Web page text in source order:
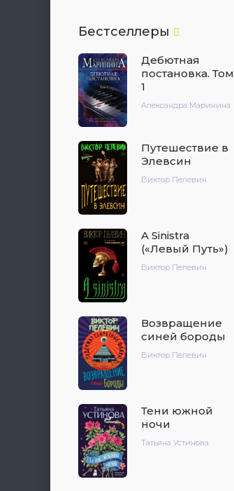
Бестселлеры
Дебютная
постановка. Том
1
Александра Маринина
Путешествие в
Элевсин
Виктор Пелевин
A Sinistra
(«Левый Путь»)
Виктор Пелевин
Возвращение
синей бороды
Виктор Пелевин
Тени южной
ночи
Татьяна Устинова